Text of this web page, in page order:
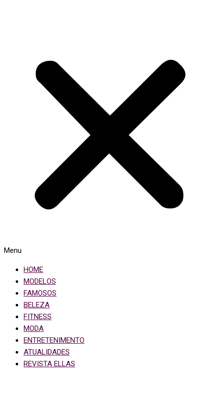
Menu
HOME
MODELOS
FAMOSOS
BELEZA
FITNESS
MODA
ENTRETENIMENTO
ATUALIDADES
REVISTA ELLAS